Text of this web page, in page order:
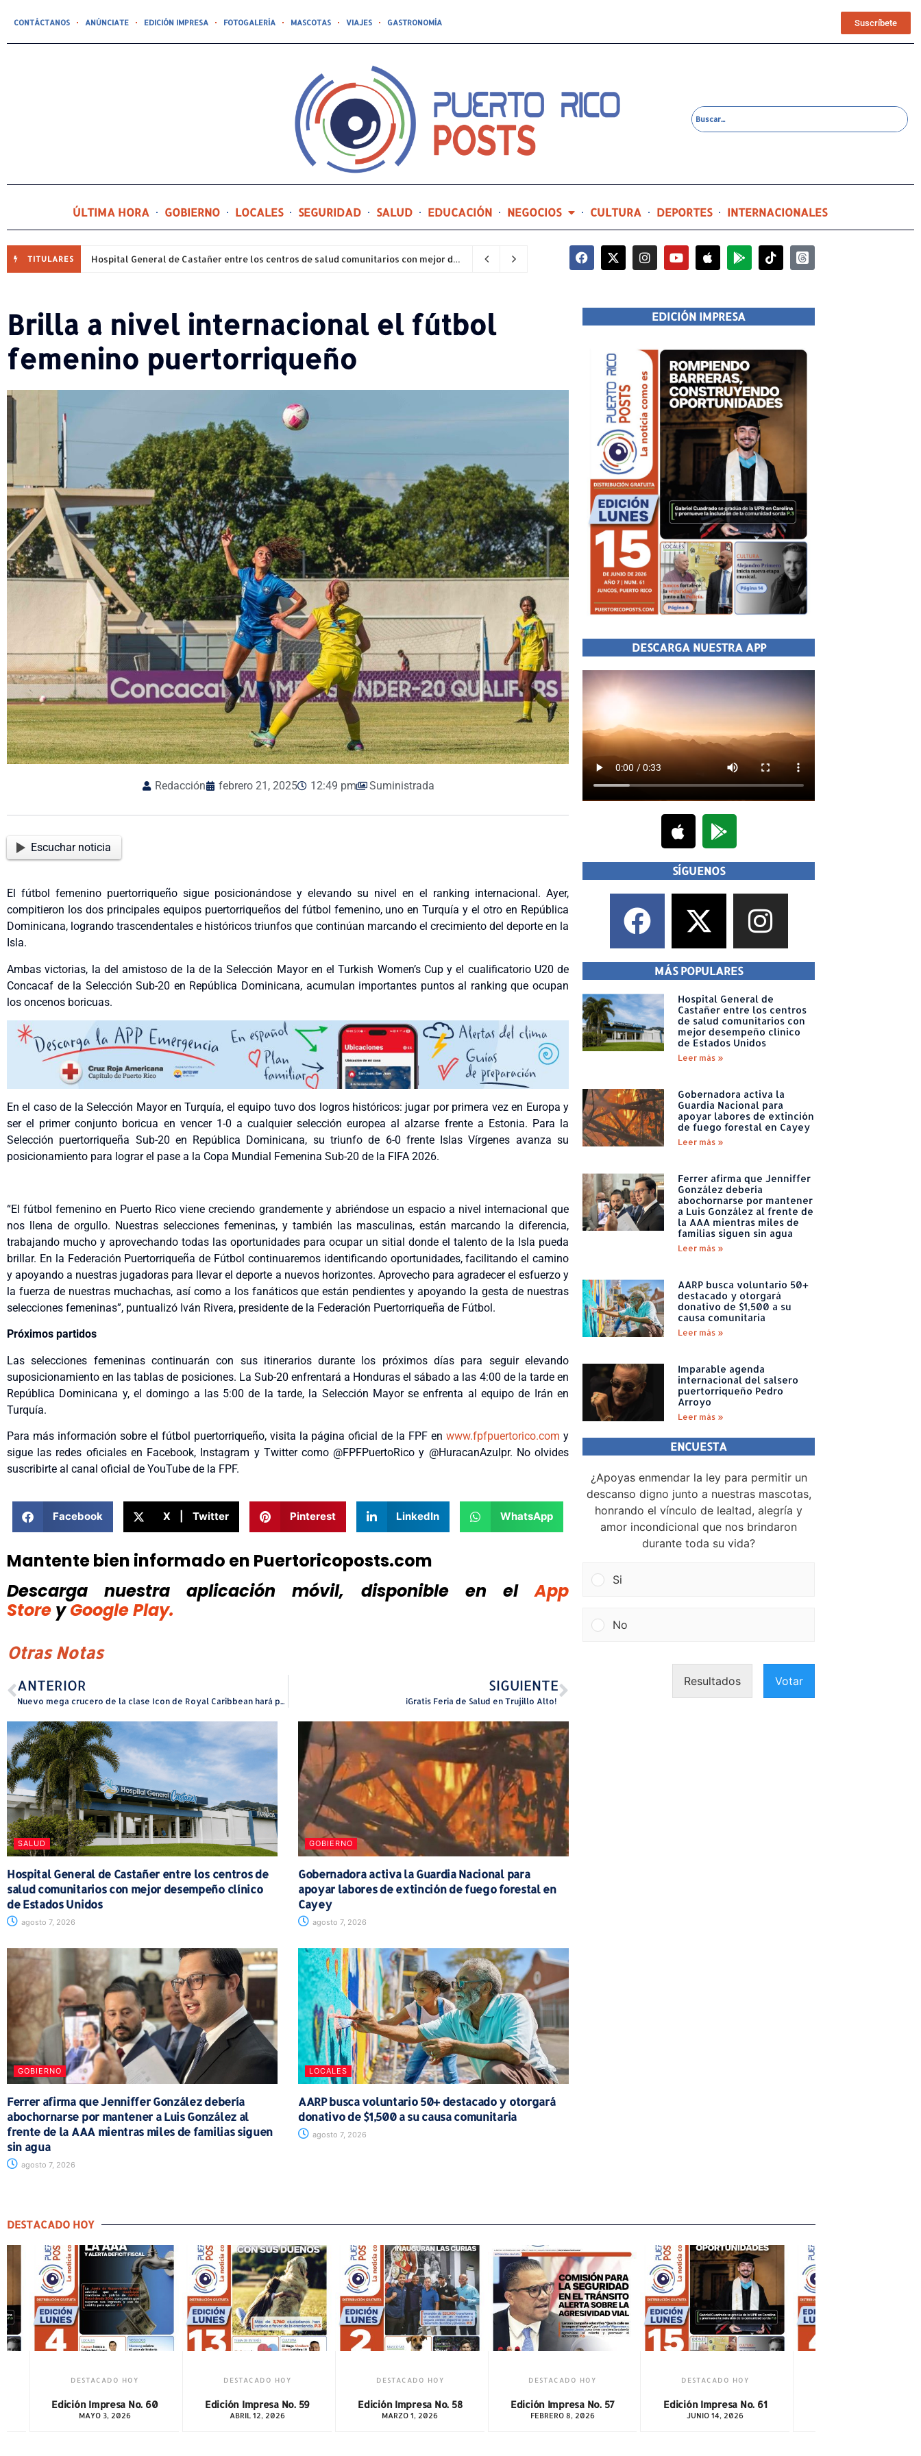
CONTÁCTANOS ANÚNCIATE EDICIÓN IMPRESA FOTOGALERÍA MASCOTAS VIAJES GASTRONOMÍA Suscríbete
ÚLTIMA HORA GOBIERNO LOCALES SEGURIDAD SALUD EDUCACIÓN NEGOCIOS CULTURA DEPORTES INTERNACIONALES
TITULARES Hospital General de Castañer entre los centros de salud comunitarios con mejor desempeño clínico de Estados Unidos 1 día ago
Brilla a nivel internacional el fútbol
femenino puertorriqueño
Redacción febrero 21, 2025 12:49 pm Suministrada
Escuchar noticia
El fútbol femenino puertorriqueño sigue posicionándose y elevando su nivel en el ranking internacional. Ayer,
compitieron los dos principales equipos puertorriqueños del fútbol femenino, uno en Turquía y el otro en República
Dominicana, logrando trascendentales e históricos triunfos que continúan marcando el crecimiento del deporte en la
Isla.
Ambas victorias, la del amistoso de la de la Selección Mayor en el Turkish Women’s Cup y el cualificatorio U20 de
Concacaf de la Selección Sub-20 en República Dominicana, acumulan importantes puntos al ranking que ocupan
los oncenos boricuas.
En el caso de la Selección Mayor en Turquía, el equipo tuvo dos logros históricos: jugar por primera vez en Europa y
ser el primer conjunto boricua en vencer 1-0 a cualquier selección europea al alzarse frente a Estonia. Para la
Selección puertorriqueña Sub-20 en República Dominicana, su triunfo de 6-0 frente Islas Vírgenes avanza su
posicionamiento para lograr el pase a la Copa Mundial Femenina Sub-20 de la FIFA 2026.
“El fútbol femenino en Puerto Rico viene creciendo grandemente y abriéndose un espacio a nivel internacional que
nos llena de orgullo. Nuestras selecciones femeninas, y también las masculinas, están marcando la diferencia,
trabajando mucho y aprovechando todas las oportunidades para ocupar un sitial donde el talento de la Isla pueda
brillar. En la Federación Puertorriqueña de Fútbol continuaremos identificando oportunidades, facilitando el camino
y apoyando a nuestras jugadoras para llevar el deporte a nuevos horizontes. Aprovecho para agradecer el esfuerzo y
la fuerza de nuestras muchachas, así como a los fanáticos que están pendientes y apoyando la gesta de nuestras
selecciones femeninas”, puntualizó Iván Rivera, presidente de la Federación Puertorriqueña de Fútbol.
Próximos partidos
Las selecciones femeninas continuarán con sus itinerarios durante los próximos días para seguir elevando
suposicionamiento en las tablas de posiciones. La Sub-20 enfrentará a Honduras el sábado a las 4:00 de la tarde en
República Dominicana y, el domingo a las 5:00 de la tarde, la Selección Mayor se enfrenta al equipo de Irán en
Turquía.
Para más información sobre el fútbol puertorriqueño, visita la página oficial de la FPF enwww.fpfpuertorico.com y
sigue las redes oficiales en Facebook, Instagram y Twitter como @FPFPuertoRico y @HuracanAzulpr. No olvides
suscribirte al canal oficial de YouTube de la FPF.
Facebook X | Twitter Pinterest LinkedIn WhatsApp
Mantente bien informado en Puertoricoposts.com
Descarga nuestra aplicación móvil, disponible
en el
App
Store y Google Play.
Otras Notas
ANTERIOR
Nuevo mega crucero de la clase Icon de Royal Caribbean hará parada técnica en el Puerto de Ponce
SIGUIENTE
¡Gratis Feria de Salud en Trujillo Alto!
SALUD
Hospital General de Castañer entre los centros de
salud comunitarios con mejor desempeño clínico
de Estados Unidos
agosto 7, 2026
GOBIERNO
Gobernadora activa la Guardia Nacional para
apoyar labores de extinción de fuego forestal en
Cayey
agosto 7, 2026
GOBIERNO
Ferrer afirma que Jenniffer González debería
abochornarse por mantener a Luis González al
frente de la AAA mientras miles de familias siguen
sin agua
agosto 7, 2026
LOCALES
AARP busca voluntario 50+ destacado y otorgará
donativo de $1,500 a su causa comunitaria
agosto 7, 2026
EDICIÓN IMPRESA
DESCARGA NUESTRA APP
SÍGUENOS
MÁS POPULARES
Hospital General de
Castañer entre los centros
de salud comunitarios con
mejor desempeño clínico
de Estados Unidos
Leer más »
Gobernadora activa la
Guardia Nacional para
apoyar labores de extinción
de fuego forestal en Cayey
Leer más »
Ferrer afirma que Jenniffer
González debería
abochornarse por mantener
a Luis González al frente de
la AAA mientras miles de
familias siguen sin agua
Leer más »
AARP busca voluntario 50+
destacado y otorgará
donativo de $1,500 a su
causa comunitaria
Leer más »
Imparable agenda
internacional del salsero
puertorriqueño Pedro
Arroyo
Leer más »
ENCUESTA
¿Apoyas enmendar la ley para permitir un
descanso digno junto a nuestras mascotas,
honrando el vínculo de lealtad, alegría y
amor incondicional que nos brindaron
durante toda su vida?
Si
No
Resultados Votar
DESTACADO HOY
DESTACADO HOY
Edición Impresa No. 59
ABRIL 12, 2026
DESTACADO HOY
Edición Impresa No. 58
MARZO 1, 2026
DESTACADO HOY
Edición Impresa No. 57
FEBRERO 8, 2026
DESTACADO HOY
Edición Impresa No. 61
JUNIO 14, 2026
DESTACADO HOY
Edición Impresa No. 60
MAYO 3, 2026